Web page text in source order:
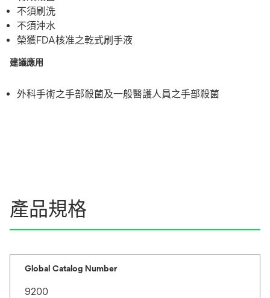
不須刷洗
不須沖水
榮獲FDA核准之乾式刷手液
建議應用
外科手術之手部殺菌及一般醫護人員之手部殺菌
產品規格
Global Catalog Number
9200